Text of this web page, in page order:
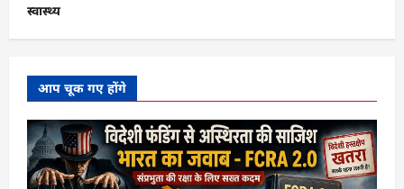
स्वास्थ्य
आप चूक गए होंगे